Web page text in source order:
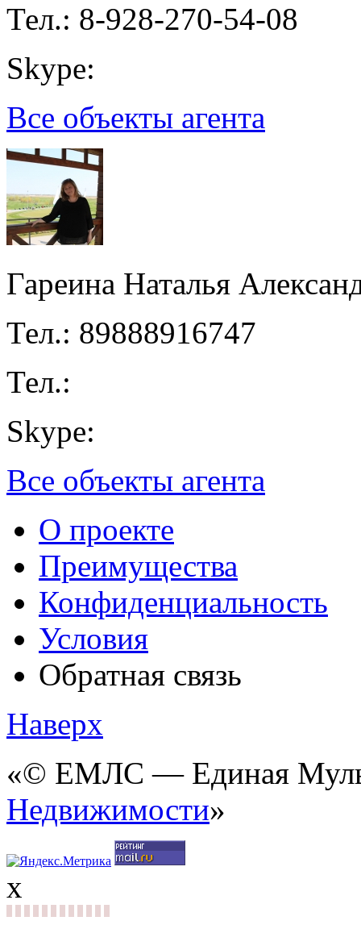
Тел.: 8-928-270-54-08
Skype:
Все объекты агента
Гареина Наталья
Тел.: 89888916747
Тел.:
Skype:
Все объекты агента
О проекте
Преимущества
Конфиденциальность
Условия
Обратная связь
Наверх
«© ЕМЛС — Единая
Недвижимости»
x